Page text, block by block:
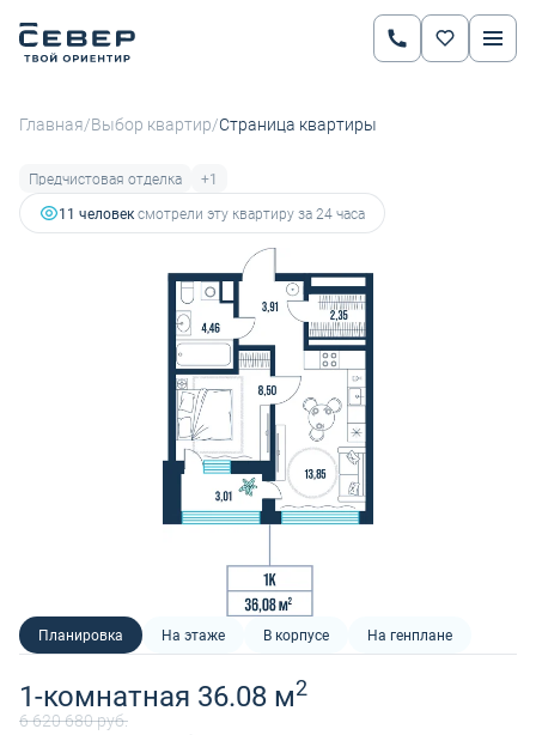
Главная/Выбор квартир/Страница квартиры
Предчистовая отделка
+1
11 человексмотрели эту квартиру за 24 часа
Планировка На этаже В корпусе На генплане
1-комнатная 36.08 м2
6 620 680 руб.